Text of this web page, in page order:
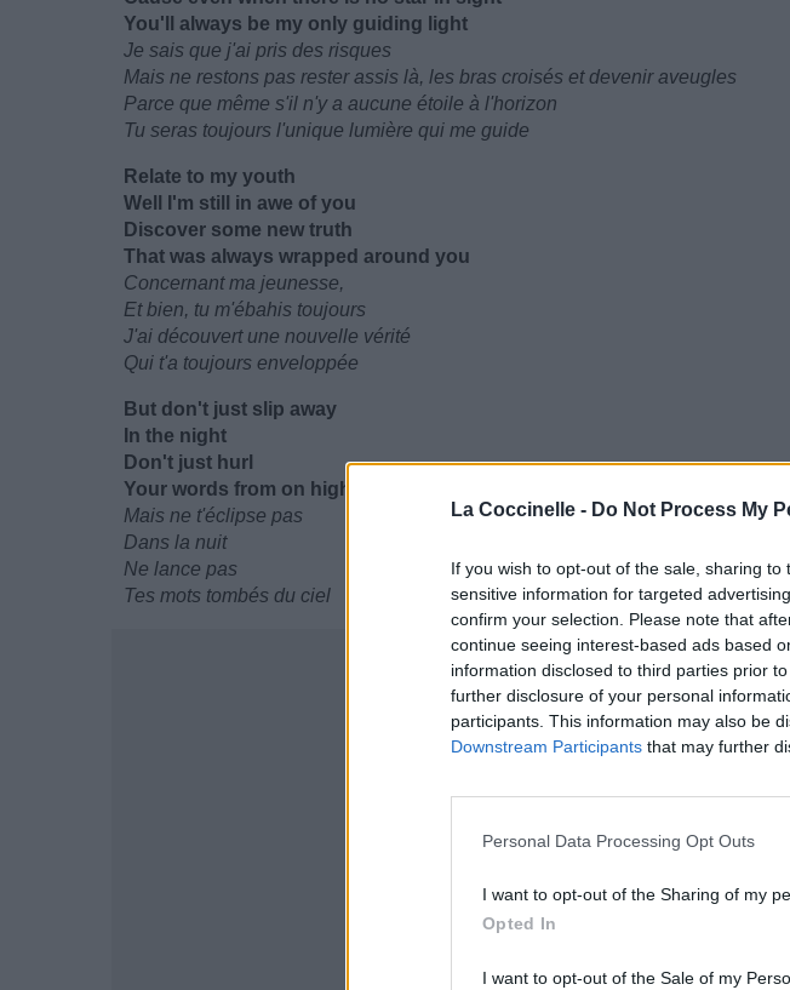
La Coccinelle - Do Not Process My
If you wish to opt-out of the sale, sharing
sensitive information for targeted
confirm your selection. Please note that
continue seeing interest-based ads based
information disclosed to third parties prior
further disclosure of your personal
participants. This information may also be
Downstream Participants that may further
Personal Data Processing Opt Outs
I want to opt-out of the Sharing of my
Opted In
I want to opt-out of the Sale of my
You'll always be my only guiding light
Je sais que j'ai pris des risques
Mais ne restons pas rester assis là, les bras croisés et devenir aveugles
Parce que même s'il n'y a aucune étoile à l'horizon
Tu seras toujours l'unique lumière qui me guide
Relate to my youth
Well I'm still in awe of you
Discover some new truth
That was always wrapped around you
Concernant ma jeunesse,
Et bien, tu m'ébahis toujours
J'ai découvert une nouvelle vérité
Qui t'a toujours enveloppée
But don't just slip away
In the night
Don't just hurl
Your words from on high
Mais ne t'éclipse pas
Dans la nuit
Ne lance pas
Tes mots tombés du ciel